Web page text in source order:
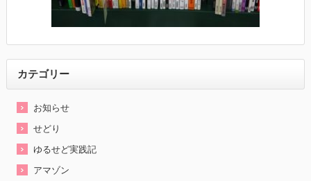
カテゴリー
お知らせ
せどり
ゆるせど実践記
アマゾン